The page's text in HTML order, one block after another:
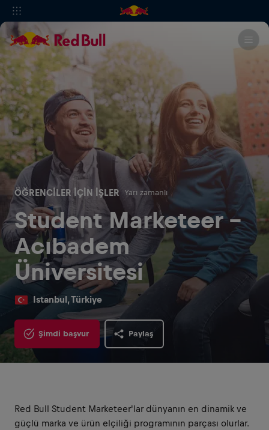
ÖĞRENCILER IÇIN İŞLER Yarı zamanlı
Student Marketeer -
Acıbadem
Üniversitesi
Istanbul, Türkiye
Şimdi başvur Paylaş
Red Bull Student Marketeer'lar dünyanın en dinamik ve
güçlü marka ve ürün elçiliği programının parçası olurlar.